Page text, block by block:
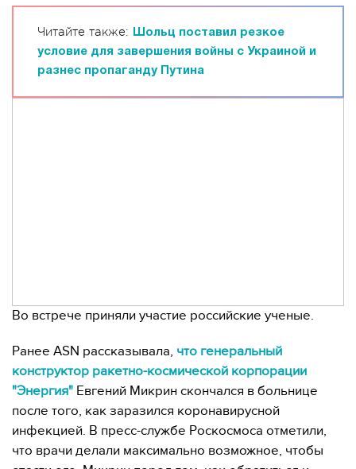
Читайте также:
Шольц поставил резкое
условие для завершения войны с Украиной и
разнес пропаганду Путина
Во встрече приняли участие российские ученые.
Ранее ASN рассказывала, что генеральный
конструктор ракетно-космической корпорации
"Энергия" Евгений Микрин скончался в больнице
после того, как заразился коронавирусной
инфекцией. В пресс-службе Роскосмоса отметили,
что врачи делали максимально возможное, чтобы